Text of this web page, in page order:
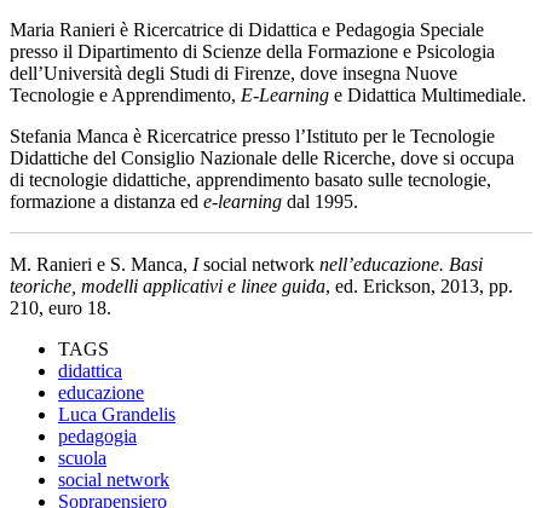
Maria Ranieri è Ricercatrice di Didattica e Pedagogia Speciale
presso il Dipartimento di Scienze della Formazione e Psicologia
dell’Università degli Studi di Firenze, dove insegna Nuove
Tecnologie e Apprendimento, E-Learning e Didattica Multimediale.
Stefania Manca è Ricercatrice presso l’Istituto per le Tecnologie
Didattiche del Consiglio Nazionale delle Ricerche, dove si occupa
di tecnologie didattiche, apprendimento basato sulle tecnologie,
formazione a distanza ed e-learning dal 1995.
M. Ranieri e S. Manca, Isocial network nell’educazione. Basi
teoriche, modelli applicativi e linee guida, ed. Erickson, 2013, pp.
210, euro 18.
TAGS
didattica
educazione
Luca Grandelis
pedagogia
scuola
social network
Soprapensiero